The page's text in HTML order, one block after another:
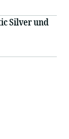
Silver und